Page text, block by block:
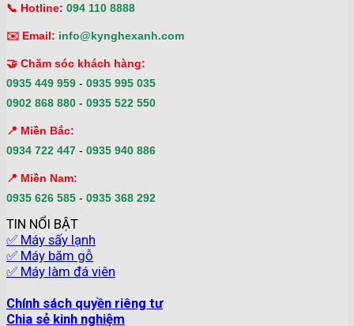
📞 Hotline: 094 110 8888
✉️ Email: info@kynghexanh.com
🤝 Chăm sóc khách hàng:
0935 449 959 - 0935 995 035
0902 868 880 - 0935 522 550
📍 Miền Bắc:
0934 722 447 - 0935 940 886
📍 Miền Nam:
0935 626 585 - 0935 368 292
TIN NỔI BẬT
✅ Máy sấy lạnh
✅ Máy băm gỗ
✅ Máy làm đá viên
Chính sách quyền riêng tư
Chia sẻ kinh nghiệm